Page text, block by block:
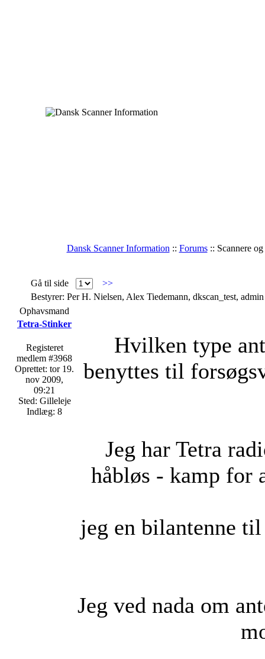
Dansk Scanner Information :: Forums:: Scannere
Gå til side
>>
Bestyrer: Per H. Nielsen, Alex Tiedemann, dkscan_test, admin
Ophavsmand
Tetra-Stinker
Registeret
medlem #3968
Oprettet: tor 19.
nov 2009,
09:21
Sted: Gilleleje
Indlæg: 8
Hvilken type
benyttes til
Jeg har Tetra
håbløs - kamp for
jeg en bilantenne
Jeg ved nada om